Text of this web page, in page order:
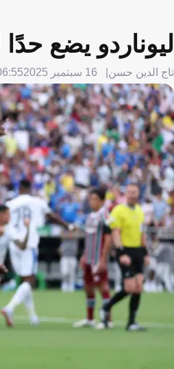
ليوناردو يضع
تاج الدين حسن 16 سبتمبر 2025